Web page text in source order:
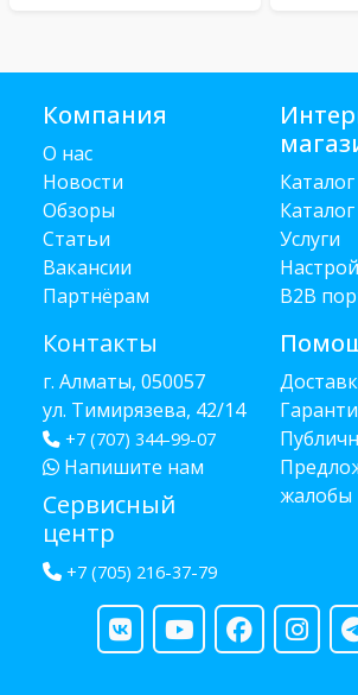
Компания
О нас
Новости
Обзоры
Статьи
Вакансии
Партнёрам
Контакты
г. Алматы, 050057
ул. Тимирязева, 42/14
+7 (707) 344-99-07
Напишите нам
Сервисный
центр
+7 (705) 216-37-79
Услуги
B2B
жалобы